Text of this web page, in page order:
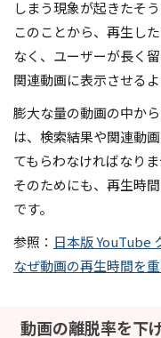
しまう現象が起きたそう
このことから、再生し
なく、ユーザーが長く
関連動画に表示させる
膨大な量の動画の中か
は、検索結果や関連動
てもらわなければなりま
そのためにも、再生時
です。
参照： 日本版 YouTube
なぜ動画の再生時間を
動画の離脱率を下